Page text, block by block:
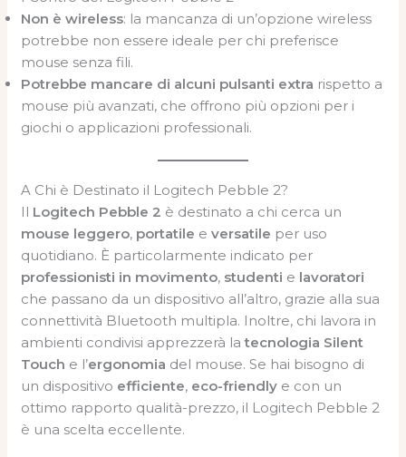
Non è wireless: la mancanza di un’opzione wireless
potrebbe non essere ideale per chi preferisce
mouse senza fili.
Potrebbe mancare di alcuni pulsanti extra rispetto a
mouse più avanzati, che offrono più opzioni per i
giochi o applicazioni professionali.
A Chi è Destinato il Logitech Pebble 2?
Il Logitech Pebble 2 è destinato a chi cerca un
mouse leggero, portatile eversatile per uso
quotidiano. È particolarmente indicato per
professionisti in movimento, studenti e lavoratori
che passano da un dispositivo all’altro, grazie alla sua
connettività Bluetooth multipla. Inoltre, chi lavora in
ambienti condivisi apprezzerà latecnologia Silent
Touch e l’ergonomia del mouse. Se hai bisogno di
un dispositivo efficiente, eco-friendly e con un
ottimo rapporto qualità-prezzo, il Logitech Pebble 2
è una scelta eccellente.